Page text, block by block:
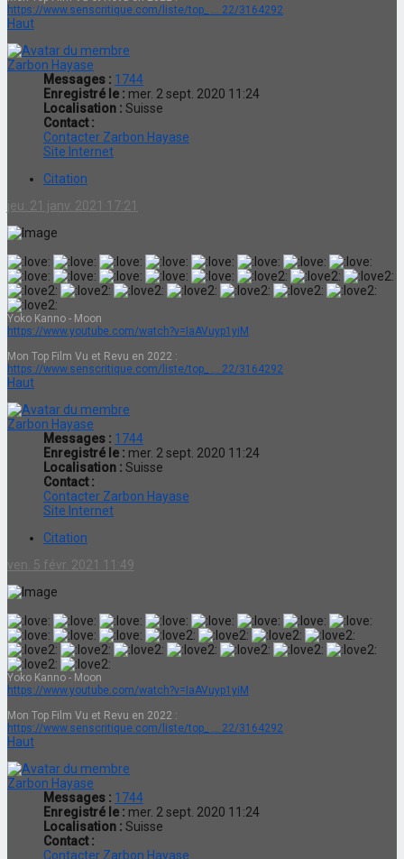
https://www.senscritique.com/liste/top_ ... 22/3164292
Haut
Zarbon Hayase
Messages : 1744
Enregistré le : mer. 2 sept. 2020 11:24
Localisation : Suisse
Contact :
Contacter Zarbon Hayase
Site Internet
Citation
jeu. 21 janv. 2021 17:21
Yoko Kanno - Moon
https://www.youtube.com/watch?v=IaAVuyp1yiM
Mon Top Film Vu et Revu en 2022 :
https://www.senscritique.com/liste/top_ ... 22/3164292
Haut
Zarbon Hayase
Messages : 1744
Enregistré le : mer. 2 sept. 2020 11:24
Localisation : Suisse
Contact :
Contacter Zarbon Hayase
Site Internet
Citation
ven. 5 févr. 2021 11:49
Yoko Kanno - Moon
https://www.youtube.com/watch?v=IaAVuyp1yiM
Mon Top Film Vu et Revu en 2022 :
https://www.senscritique.com/liste/top_ ... 22/3164292
Haut
Zarbon Hayase
Messages : 1744
Enregistré le : mer. 2 sept. 2020 11:24
Localisation : Suisse
Contact :
Contacter Zarbon Hayase